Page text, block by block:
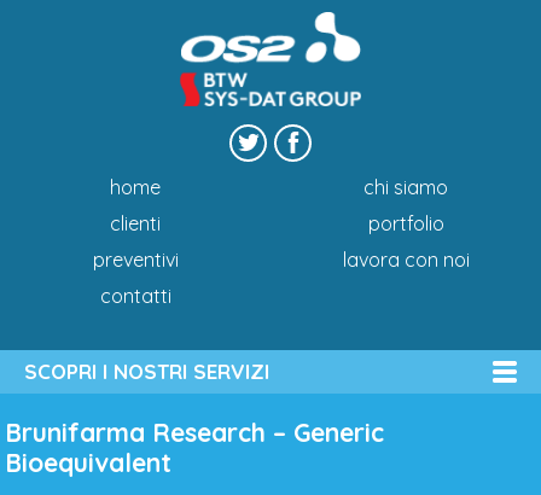
home
chi siamo
clienti
portfolio
preventivi
lavora con noi
contatti
SCOPRI I NOSTRI SERVIZI
Brunifarma Research – Generic
Bioequivalent